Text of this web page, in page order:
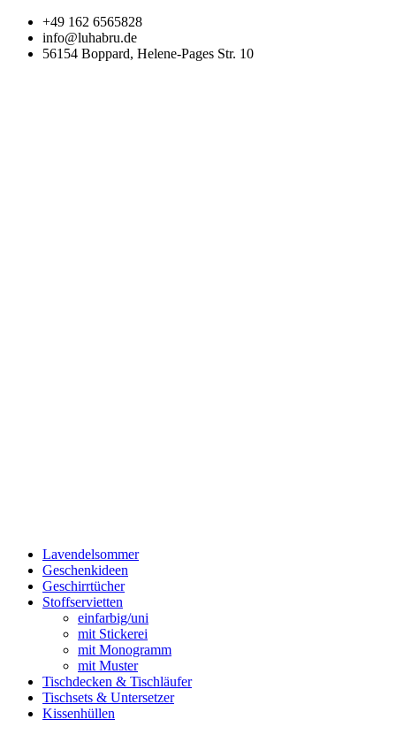
Zum
Inhalt
wechseln
+49 162 6565828
info@luhabru.de
56154 Boppard, Helene-Pages Str. 10
Lavendelsommer
Geschenkideen
Geschirrtücher
Stoffservietten
einfarbig/uni
mit Stickerei
mit Monogramm
mit Muster
Tischdecken & Tischläufer
Tischsets & Untersetzer
Kissenhüllen